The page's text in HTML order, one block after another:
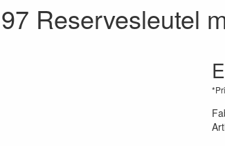
Reservesleutel